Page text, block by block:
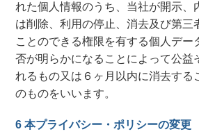
れた個人情報のうち、当社が開示、
は削除、利用の停止、消去及び第三
ことのできる権限を有する個人デー
否が明らかになることによって公益
れるもの又は６ヶ月以内に消去する
のものをいいます。
6 本プライバシー・ポリシーの変更